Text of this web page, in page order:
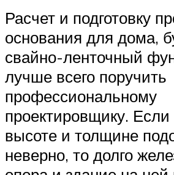
Расчет и подготовку
основания для дома,
свайно-ленточный
лучше всего поручить
профессиональному
проектировщику.
высоте и толщине
неверно, то долго